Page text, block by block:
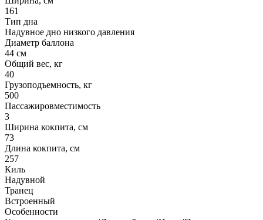
161
Тип дна
Надувное дно низкого давления
Диаметр баллона
44 см
Общий вес, кг
40
Грузоподъемность, кг
500
Пассажировместимость
3
Ширина кокпита, см
73
Длина кокпита, см
257
Киль
Надувной
Транец
Встроенный
Особенности